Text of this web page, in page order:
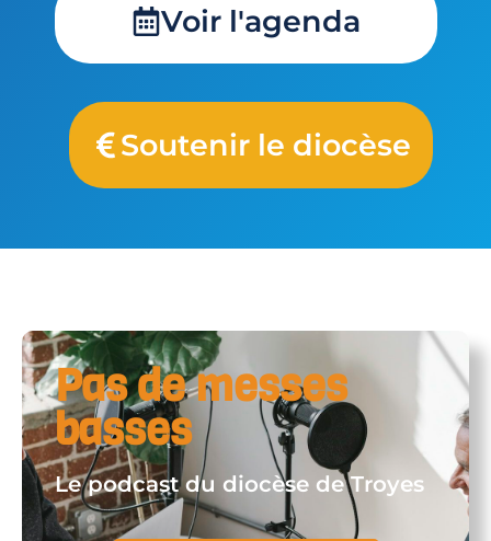
Voir l'agenda
Soutenir le diocèse
Pas de messes
basses
Le podcast du diocèse de Troyes